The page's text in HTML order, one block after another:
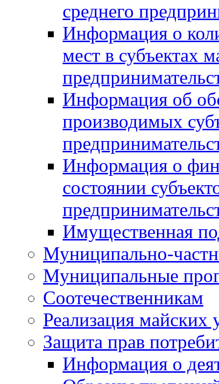
среднего
Информация о
мест в субъектах
Информация об
производимых
Информация о
состоянии
Имущественная
Муниципально-
Муниципальные
Соотечественникам
Реализация майских
Защита прав
Информация о